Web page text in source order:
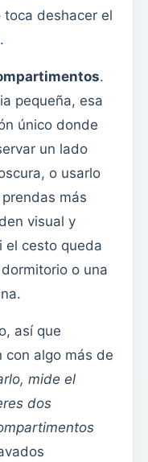
deshacer el
.
pequeña, esa
único donde
un lado
o usarlo
más
visual y
el cesto queda
o una
así que
con algo más de
mide el
dos